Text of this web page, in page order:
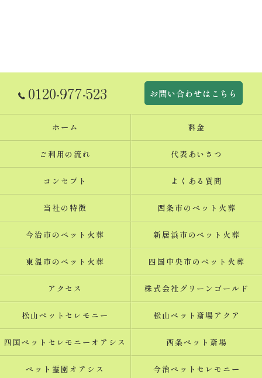
0120-977-523 お問い合わせはこちら
ホーム 料金
ご利用の流れ 代表あいさつ
コンセプト よくある質問
当社の特徴 西条市のペット火葬
今治市のペット火葬 新居浜市のペット火葬
東温市のペット火葬 四国中央市のペット火葬
アクセス 株式会社グリーンゴールド
松山ペットセレモニー 松山ペット斎場アクア
四国ペットセレモニーオアシス 西条ペット斎場
ペット霊園オアシス 今治ペットセレモニー